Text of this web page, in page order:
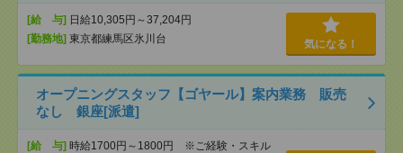
[給 与] 日給10,305円～37,204円
[勤務地] 東京都練馬区氷川台 気になる！
オープニングスタッフ【ゴヤール】案内業務 販売
なし 銀座[派遣]
[給 与] 時給1700円～1800円 ※ご経験・スキル